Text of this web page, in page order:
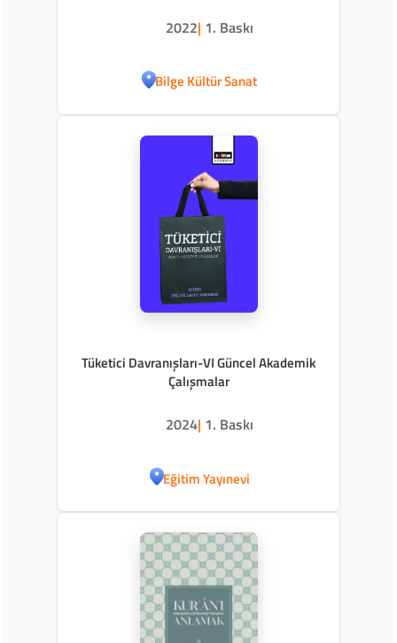
2022| 1. Baskı
Bilge Kültür Sanat
Tüketici Davranışları-VI Güncel Akademik
Çalışmalar
2024| 1. Baskı
Eğitim Yayınevi